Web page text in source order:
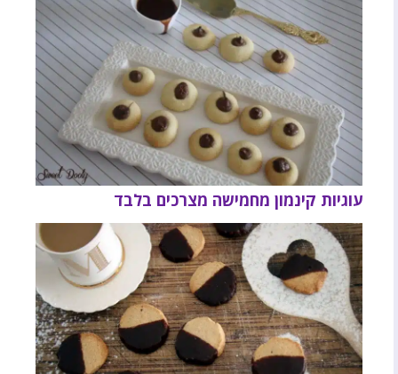
עוגיות קינמון מחמישה מצרכים בלבד